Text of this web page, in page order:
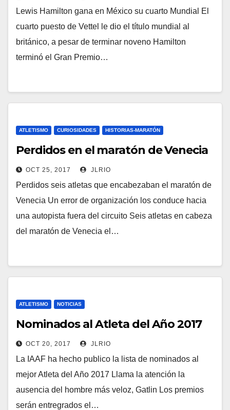
Lewis Hamilton gana en México su cuarto Mundial El
cuarto puesto de Vettel le dio el título mundial al
británico, a pesar de terminar noveno Hamilton
terminó el Gran Premio…
ATLETISMO CURIOSIDADES HISTORIAS-MARATÓN
Perdidos en el maratón de Venecia
OCT 25, 2017 JLRIO
Perdidos seis atletas que encabezaban el maratón de
Venecia Un error de organización los conduce hacia
una autopista fuera del circuito Seis atletas en cabeza
del maratón de Venecia el…
ATLETISMO NOTICIAS
Nominados al Atleta del Año 2017
OCT 20, 2017 JLRIO
La IAAF ha hecho publico la lista de nominados al
mejor Atleta del Año 2017 Llama la atención la
ausencia del hombre más veloz, Gatlin Los premios
serán entregrados el…